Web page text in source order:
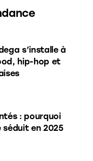
s’installe à
hip-hop et
: pourquoi
en 2025